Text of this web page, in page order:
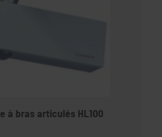
à bras articulés HL100